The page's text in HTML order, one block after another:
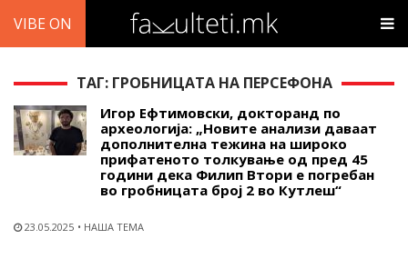
VIBE ON
ТАГ: ГРОБНИЦАТА НА ПЕРСЕФОНА
Игор Ефтимовски, докторанд по
археологија: „Новите анализи даваат
дополнителна тежина на широко
прифатеното толкување од пред 45
години дека Филип Втори е погребан
во гробницата број 2 во Кутлеш“
23.05.2025 НАША ТЕМА